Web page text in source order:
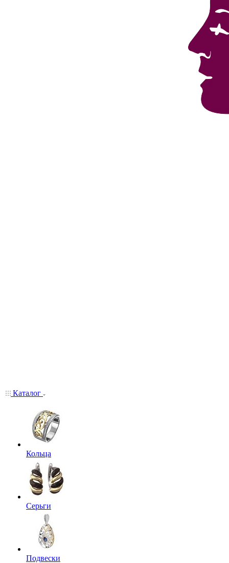
Каталог
Кольца
Серьги
Подвески